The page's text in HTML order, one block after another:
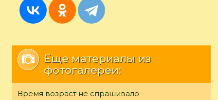
Еще материалы из
фотогалереи:
Время возраст не спрашивало